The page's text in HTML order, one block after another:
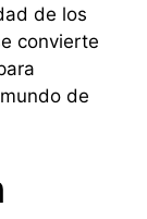
de los
convierte
de